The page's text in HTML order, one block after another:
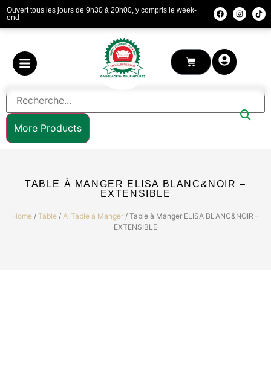
Ouvert tous les jours de 9h30 à 20h00, y compris le week-
end
More Products
TABLE À MANGER ELISA BLANC&NOIR –
EXTENSIBLE
Home / Table / A-Table à Manger / Table à Manger ELISA BLANC&NOIR –
EXTENSIBLE